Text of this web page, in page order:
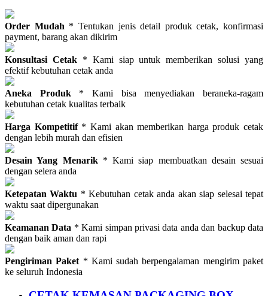
Order Mudah * Tentukan jenis detail produk cetak, konfirmasi
payment, barang akan dikirim
Konsultasi Cetak* Kami siap untuk memberikan solusi yang
efektif kebutuhan cetak anda
Aneka Produk * Kami bisa menyediakan beraneka-ragam
kebutuhan cetak kualitas terbaik
Harga Kompetitif* Kami akan memberikan harga produk cetak
dengan lebih murah dan efisien
Desain Yang Menarik* Kami siap membuatkan desain sesuai
dengan selera anda
Ketepatan Waktu * Kebutuhan cetak anda akan siap selesai tepat
waktu saat dipergunakan
Keamanan Data * Kami simpan privasi data anda dan backup data
dengan baik aman dan rapi
Pengiriman Paket * Kami sudah berpengalaman mengirim paket
ke seluruh Indonesia